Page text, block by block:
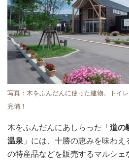
写真：木をふんだんに使った建物。トイ
完備！
木をふんだんにあしらった「 道の
温泉 」には、十勝の恵みを味わ
の特産品などを販売するマルシェ